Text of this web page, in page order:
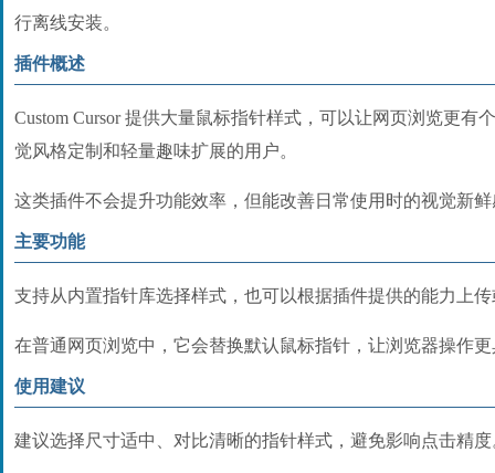
行离线安装。
插件概述
Custom Cursor 提供大量鼠标指针样式，可以让网页浏览更有
觉风格定制和轻量趣味扩展的用户。
这类插件不会提升功能效率，但能改善日常使用时的视觉新
主要功能
支持从内置指针库选择样式，也可以根据插件提供的能力上
在普通网页浏览中，它会替换默认鼠标指针，让浏览器操作
使用建议
建议选择尺寸适中、对比清晰的指针样式，避免影响点击精度